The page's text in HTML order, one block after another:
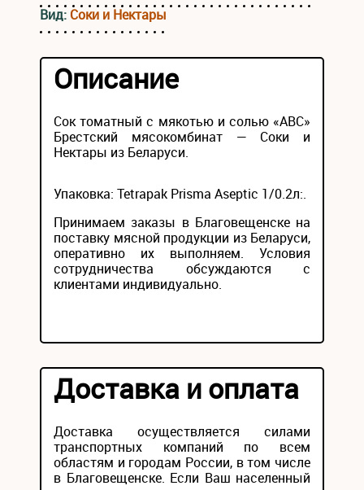
Вид: Соки и Нектары
Описание
Сок томатный с мякотью и солью «АВС»
Брестский мясокомбинат — Соки и
Нектары из Беларуси.
Упаковка: Tetrapak Prisma Aseptic 1/0.2л:.
Принимаем заказы в Благовещенске на
поставку мясной продукции из Беларуси,
оперативно их выполняем. Условия
сотрудничества обсуждаются с
клиентами индивидуально.
Доставка и оплата
Доставка осуществляется силами
транспортных компаний по всем
областям и городам России, в том числе
в Благовещенске. Если Ваш населенный